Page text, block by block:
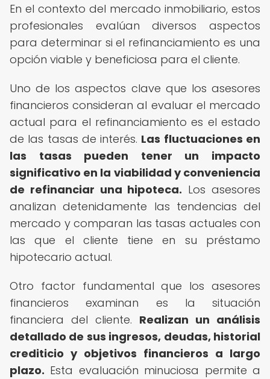
En el contexto del mercado inmobiliario, estos
profesionales evalúan diversos aspectos
para determinar si el refinanciamiento es una
opción viable y beneficiosa para el cliente.
Uno de los aspectos clave que los asesores
financieros consideran al evaluar el mercado
actual para el refinanciamiento es el estado
de las tasas de interés. Las fluctuaciones en
las tasas pueden tener un impacto
significativo en la viabilidad y conveniencia
de refinanciar una hipoteca. Los asesores
analizan detenidamente las tendencias del
mercado y comparan las tasas actuales con
las que el cliente tiene en su préstamo
hipotecario actual.
Otro factor fundamental que los asesores
financieros examinan es la situación
financiera del cliente. Realizan un análisis
detallado de sus ingresos, deudas, historial
crediticio y objetivos financieros a largo
plazo. Esta evaluación minuciosa permite a